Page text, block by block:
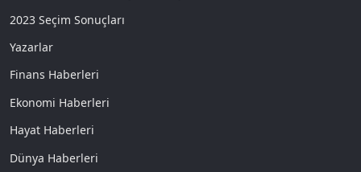
2023 Seçim Sonuçları
Yazarlar
Finans Haberleri
Ekonomi Haberleri
Hayat Haberleri
Dünya Haberleri